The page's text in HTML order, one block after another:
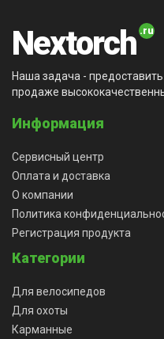
Nextorch
Наша задача -
продаже
Информация
Сервисный центр
Оплата и доставка
О компании
Политика
Регистрация продукта
Категории
Для велосипедов
Для охоты
Карманные